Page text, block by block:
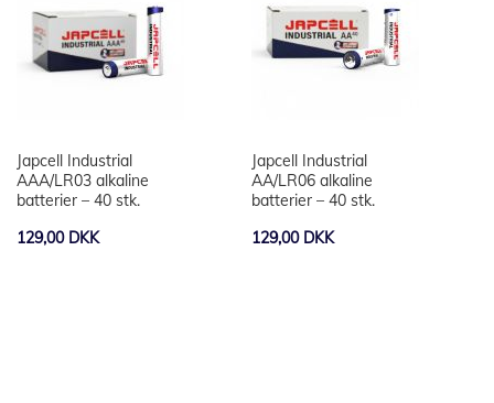
Japcell Industrial
AAA/LR03 alkaline
batterier – 40 stk.
129,00 DKK
Japcell Industrial
AA/LR06 alkaline
batterier – 40 stk.
129,00 DKK